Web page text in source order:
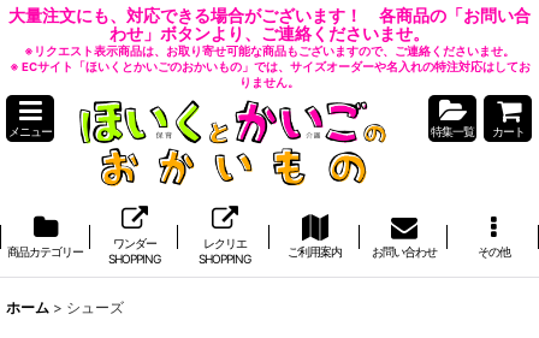
大量注文にも、対応できる場合がございます！ 各商品の「お問い合
わせ」ボタンより、ご連絡くださいませ。
※リクエスト表示商品は、お取り寄せ可能な商品もございますので、ご連絡くださいませ。
※ ECサイト「ほいくとかいごのおかいもの」では、サイズオーダーや名入れの特注対応はしてお
りません。
メニュー 特集一覧 カート
商品カテゴリー
ワンダー
SHOPPING
レクリエ
SHOPPING
ご利用案内 お問い合わせ その他
ホーム > シューズ